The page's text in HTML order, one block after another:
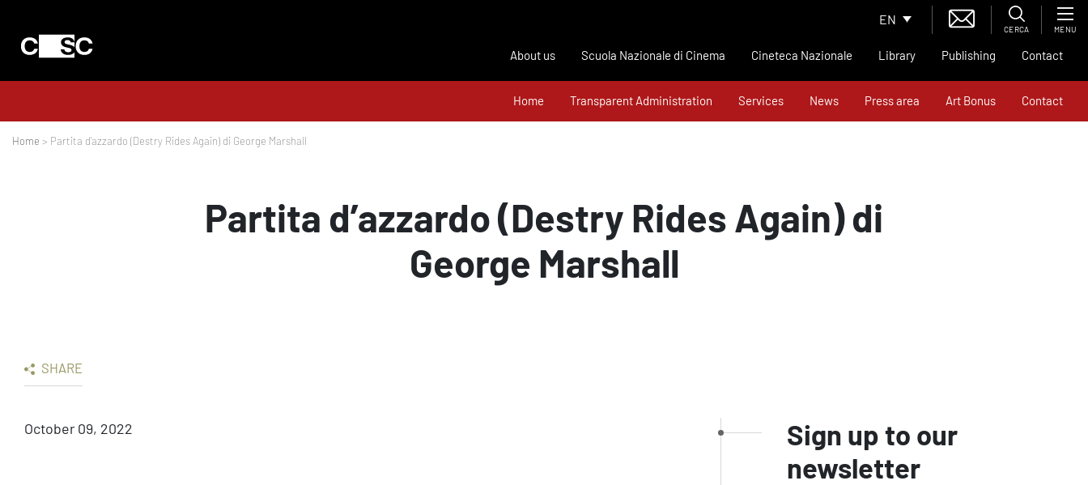
EN
CERCA MENU
About us Scuola Nazionale di Cinema Cineteca Nazionale Library Publishing Contact
Home Transparent Administration Services News Press area Art Bonus Contact
Home > Partita d’azzardo (Destry Rides Again) di George Marshall
Partita d’azzardo (Destry Rides Again) di
George Marshall
SHARE
October 09, 2022
Sign up to our
newsletter